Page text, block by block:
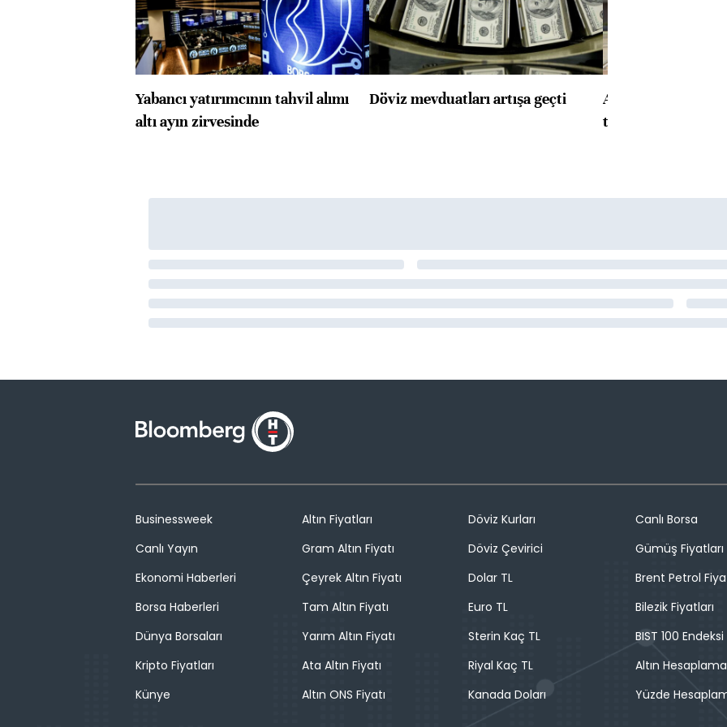
Yabancı yatırımcının tahvil alımı
altı ayın zirvesinde
Döviz mevduatları artışa geçti
ABD'de konut
toparlandı
Businessweek
Canlı Yayın
Ekonomi Haberleri
Borsa Haberleri
Dünya Borsaları
Kripto Fiyatları
Künye
Altın Fiyatları
Gram Altın Fiyatı
Çeyrek Altın Fiyatı
Tam Altın Fiyatı
Yarım Altın Fiyatı
Ata Altın Fiyatı
Altın ONS Fiyatı
Döviz Kurları
Döviz Çevirici
Dolar TL
Euro TL
Sterin Kaç TL
Riyal Kaç TL
Kanada Doları
Canlı Borsa
Gümüş Fiyatları
Brent Petrol
Bilezik Fiyatları
BIST 100 Endeksi
Altın Hesaplama
Yüzde